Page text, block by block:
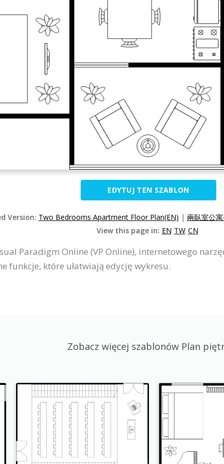
EDYTUJ TEN SZABLON
Version: Two Bedrooms Apartment Floor Plan(EN) | 兩臥室公
View this page in: EN TW CN
Paradigm Online (VP Online), internetowego
funkcje, które ułatwiają edycję wykresu.
Zobacz więcej szablonów Plan